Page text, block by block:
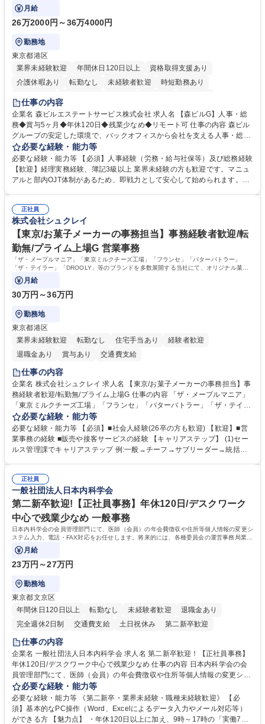
にも挑戦できる、やりがいある環境です。
月給
26万2000円～36万4000円
勤務地
東京都港区
業界未経験歓迎
年間休日120日以上
資格取得支援あり
介護休暇あり
転勤なし 未経験者歓迎
時短勤務あり
経験者歓迎
完全週休2日制
交通費支給 長期歓迎 駅近5分以内 土日祝休み
仕事の内容
企業名 森ビルエステートサービス株式会社 求人名 【森ビルG】人事・総
務◆賞与5ヶ月◆年休120日◆残業少なめ◆リモート可 仕事の内容 森ビル
グループの安定した環境で、バックオフィスから会社を支える人事・総務
をお任せします。 労務と総務の業務をバランスよく担当し、ゆくゆくは制
度改定などのコア業務にも挑戦できる、やりがいある環境です。 ■勤怠管
理、給与計算、社会保険手続き、年末調整等の労務管理全般 ■入退社手続
き、社内規定の改定や人事制度改定などのコア業務 ■社内イベントの企画
でも質問・相談できる環境が整っているため、安心して成長できます。 募
集職種 【森ビルG】人事・総務◆賞与5ヶ月◆年休120日◆残業少なめ◆
リモート可
必要な経験・能力等
必要な経験・能力等 【必須】人事経験（労務・給与社保等）及び総務経験
【歓迎】経理実務経験、簿記3級以上 業界未経験の方も歓迎です。マニュ
アルと部内OJT体制があるため、即戦力として安心して始められます。
務に挑戦できるため、自身の成長と組織への貢献度をダイレクトに実感で
きます。 残業少なめ、週1日リモート可など、ワークライフバランスを保
ち長期活躍できる環境です。 「これまでの幅広い経験を活かし、長期的な
キャリアを築きたい」という前向きな意欲と挑戦を全力で応援します。 学
歴・資格 学歴：大学院 大学 高専 短大 専修学校 高校 語学力： 資格：日商
簿記検定1級 日商簿記検定2級 日商簿記検定3級
正社員
株式会社シュクレイ
【東京/お菓子メーカーの事務担当】事務経験者歓迎/転
勤無/プライム上場G 営業事務
「ザ・メープルマニア」「東京ミルクチーズ工場」「フランセ」「バターバトラー」
「ザ・テイラー」「DROOLY」等のブランドを多数展開する当社にて、オリジナル菓子
ブランド商品の事務業務をお任せいたします。
月給
30万円～36万円
勤務地
東京都港区
業界未経験歓迎
転勤なし 住宅手当あり
経験者歓迎
退職金あり
賞与あり 交通費支給
仕事の内容
企業名 株式会社シュクレイ 求人名 【東京/お菓子メーカーの事務担当】事
務経験者歓迎/転勤無/プライム上場G 仕事の内容 「ザ・メープルマニア」
「東京ミルクチーズ工場」「フランセ」「バターバトラー」「ザ・テイラ
ー」「DROOLY」等のブランドを多数展開する当社にて、オリジナル菓子
ブランド商品の事務業務をお任せいたします。 【具体的な業務内容】 ■店
舗からの発注受付/PC入力業務 ■受電対応(社内/社外) ■商品のマスター登
録 ■日々の売上抽出・報告 ■提携企業への書類送付業務 ■契約書管理業務
必要な経験・能力等
必要な経験・能力等 【必須】■社会人経験(26卒の方も歓迎) 【歓迎】■営
業事務の経験 ■販売や接客サービスの経験 【キャリアステップ】 (1)セー
ルス管理課でキャリアステップ 例:一般→チーフ→サブリーダー→統括リ
や個別面談を通してご自身のキャリアと向き合っていただき、会社として
もバックアップしていきます。 学歴・資格 学歴：大学院 大学 高専 短大
専修学校 高校 語学力： 資格：
正社員
一般社団法人日本内科学会
第二新卒歓迎!【正社員事務】年休120日/デスクワーク
中心で残業少なめ 一般事務
日本内科学会の会員管理部門にて、医師（会員）の年会費徴収や住所等個人情報の変更シ
ステム入力、電話・FAX対応をお任せします。将来的には、各種委員会の運営事務局業務
などにも幅広く携わっていただきます。
月給
23万円～27万円
勤務地
東京都文京区
年間休日120日以上
転勤なし 未経験者歓迎
退職金あり
完全週休2日制
交通費支給 土日祝休み 第二新卒歓迎
仕事の内容
企業名 一般社団法人日本内科学会 求人名 第二新卒歓迎！【正社員事務】
年休120日/デスクワーク中心で残業少なめ 仕事の内容 日本内科学会の会
員管理部門にて、医師（会員）の年会費徴収や住所等個人情報の変更シス
テム入力、電話・FAX対応をお任せします。将来的には、各種委員会の運
営事務局業務などにも幅広く携わっていただきます。 【会員管理・データ
入力業務】 ・医師（会員）の住所変更、個人情報のシステム登録・更新
・年会費の徴収管理や入金データの照合確認 【問い合わせ対応】 ・会員
必要な経験・能力等
必要な経験・能力等 《第二新卒・業界未経験・職種未経験歓迎》 【必
須】基本的なPC操作（Word、Excelによるデータ入力やメール対応等）
ができる方 【魅力点】 ・年休120日以上に加え、9時～17時の「実働7時